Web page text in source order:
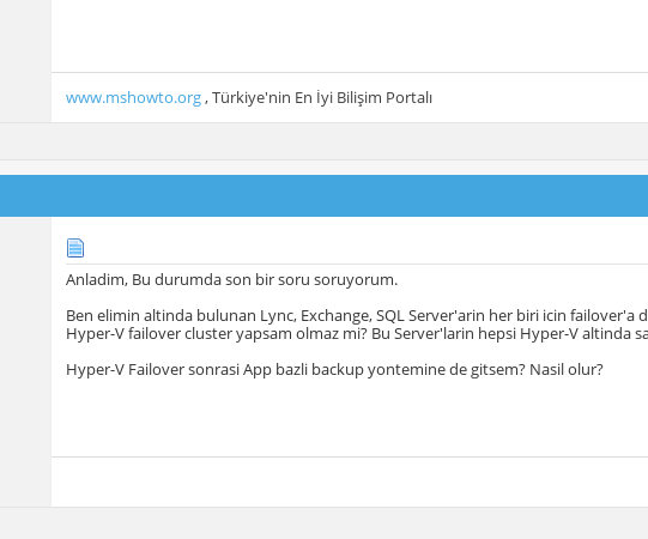
www.mshowto.org, Türkiye'nin En İyi Bilişim Portalı
Anladim, Bu durumda son bir soru soruyorum.
Ben elimin altinda bulunan Lync, Exchange, SQL Server'arin her biri icin
Hyper-V failover cluster yapsam olmaz mi? Bu Server'larin hepsi Hyper-V altinda
Hyper-V Failover sonrasi App bazli backup yontemine de gitsem? Nasil olur?